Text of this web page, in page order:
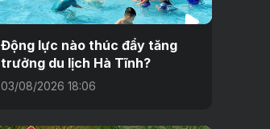
Động lực nào thúc đẩy tăng
trưởng du lịch Hà Tĩnh?
03/08/2026 18:06